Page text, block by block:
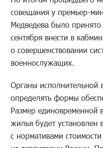
совещания у премьер-
Медведева было
сентября внести в
о совершенствовании
военнослужащих.
Органы исполнительной
определять формы
Размер единовременной
жилья будет установлен
с нормативами